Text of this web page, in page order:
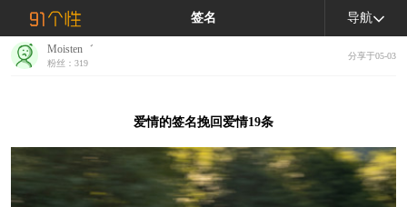
签名 导航
Moisten゛
粉丝：319
分享于05-03
爱情的签名挽回爱情19条